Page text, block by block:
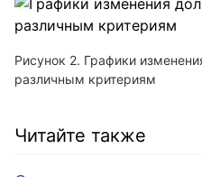
Рисунок 2. Графики
различным критериям
Читайте также